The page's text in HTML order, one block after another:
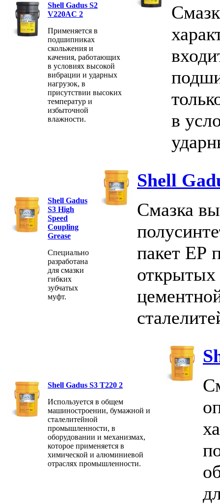
Shell Gadus S2
V220AC 2
Применяется в
подшипниках
скольжения и
качения, работающих
в условиях высокой
вибрации и ударных
нагрузок, в
присутствии высоких
температур и
избыточной
влажности.
в
Shell Gadus
S3 High
Speed
Coupling
Grease
Специально
разработана
для смазки
гибких
зубчатых
муфт.
Shell
Смазка
пакет ЕР
открытых
Shell Gadus S3 T220 2
Используется в общем
машиностроении, бумажной и
сталелитейной
промышленности, в
оборудовании и механизмах,
которое применяется в
химической и алюминиевой
отраслях промышленности.